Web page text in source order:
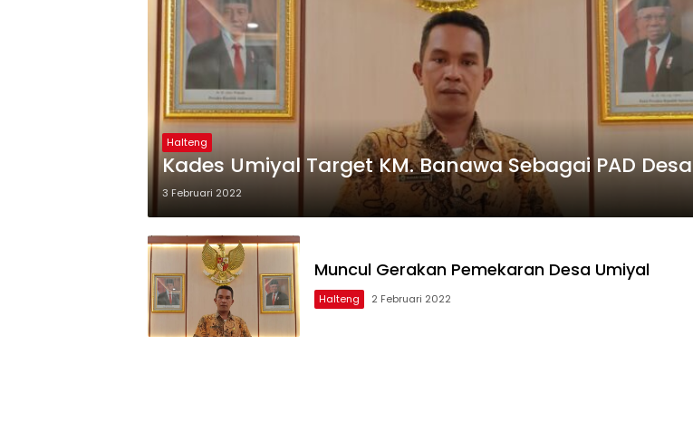
Halteng
Kades Umiyal Target KM. Banawa Sebagai PAD Desa
3 Februari 2022
Muncul Gerakan Pemekaran Desa Umiyal
Halteng 2 Februari 2022